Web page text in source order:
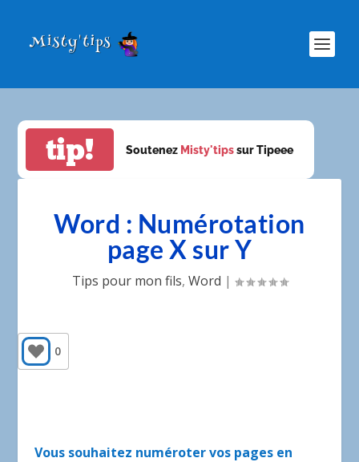
tip! Soutenez Misty'tipssur Tipeee
Word : Numérotation
page X sur Y
Tips pour mon fils, Word |
0
Vous souhaitez numéroter vos pages en